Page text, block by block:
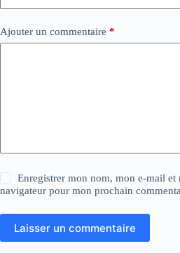
Ajouter un commentaire *
Enregistrer mon nom, mon e-mail et
navigateur pour mon prochain
Laisser un commentaire